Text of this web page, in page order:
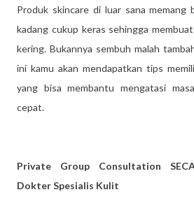
Produk skincare di luar sana memang
kadang cukup keras sehingga
kering. Bukannya sembuh malah
ini kamu akan mendapatkan tips
yang bisa membantu mengatasi
cepat.
Private Group Consultation
Dokter Spesialis Kulit